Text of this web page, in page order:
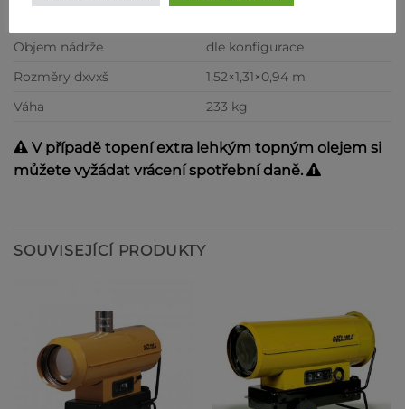
Objem nádrže
dle konfigurace
Rozměry dxvxš
1,52×1,31×0,94 m
Váha
233 kg
V případě topení extra lehkým topným olejem si
můžete vyžádat vrácení spotřební daně.
SOUVISEJÍCÍ PRODUKTY